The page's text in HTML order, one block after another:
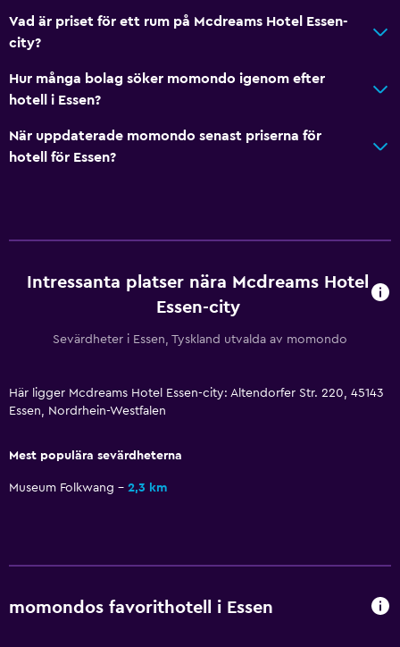
Privat parkering
Sovrum
Klädhängare
Arbetsyta
Övervakningskameror i gemensamma utrymmen
Tjänster och bekvämligheter
Expressutcheckning
Familjevänligt
Barnsängar tillgängliga
Vad är priset för ett rum på Mcdreams Hotel Essen-
city?
Hur många bolag söker momondo igenom efter
hotell i Essen?
När uppdaterade momondo senast priserna för
hotell för Essen?
Intressanta platser nära Mcdreams Hotel
Essen-city
Sevärdheter i Essen, Tyskland utvalda av momondo
Här ligger Mcdreams Hotel Essen-city: Altendorfer Str. 220, 45143
Essen, Nordrhein-Westfalen
Mest populära sevärdheterna
Museum Folkwang 2,3 km
momondos favorithotell i Essen